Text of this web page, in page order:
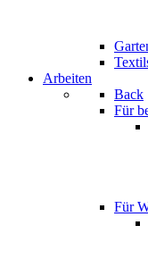
Arbeiten
Back
Für
Für